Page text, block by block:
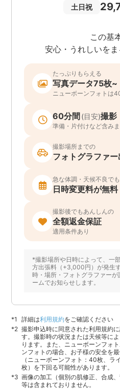
土日祝
この基
安心・うれしいを
たっぷりもらえる
写真データ75枚~
ニューボーンフォトは
60分間(目安)撮影
準備・片付けなど含み
撮影場所までの
フォトグラファ
急な体調・天候不良で
日時変更料が無料
撮影後でもあんしんの
全額返金保証
適用条件あり
*撮影場所や日時によって、一
方出張料（+3,000円）が発生
時・場所・フォトグラファー
ームでお知らせします。
詳細は利用規約をご確認ください
撮影申込時に同意された利用規約
す。撮影時の状況または天候等に
ります。また、ニューボーンフォ
ンフォトの場合、お子様の安全を
（ニューボーンフォト：40枚、ラ
枚）を下回る可能性があります。
画像の加工（個別の肌修正、合成
等は含まれておりません。